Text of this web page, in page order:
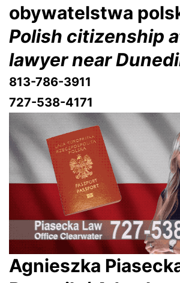
obywatelstwa
Polish citizenship
lawyer near
813-786-3911
727-538-4171
Agnieszka